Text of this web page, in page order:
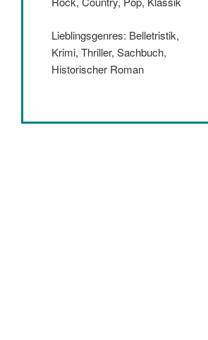
Lieblingsgenres: Belletristik,
Krimi, Thriller, Sachbuch,
Historischer Roman